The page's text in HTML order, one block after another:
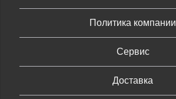
Политика компании
Сервис
Доставка